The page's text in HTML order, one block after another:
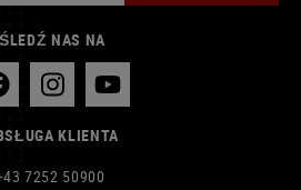
ŚLEDŹ NAS NA
KLIENTA
7252 50900